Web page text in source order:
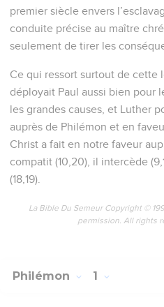
premier siècle envers
conduite précise au maître
seulement de tirer les
Ce qui ressort surtout de cette
déployait Paul aussi bien pour
les grandes causes, et Luther
auprès de Philémon et en
Christ a fait en notre faveur
compatit (10,20), il intercède
(18,19).
La Bible Du Semeur Copyright ©
permission. All rights
Philémon 1